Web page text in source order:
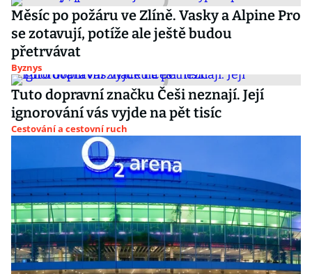
Měsíc po požáru ve Zlíně. Vasky a Alpine Pro
se zotavují, potíže ale ještě budou
přetrvávat
Byznys
Tuto dopravní značku Češi neznají. Její
ignorování vás vyjde na pět tisíc
Cestování a cestovní ruch